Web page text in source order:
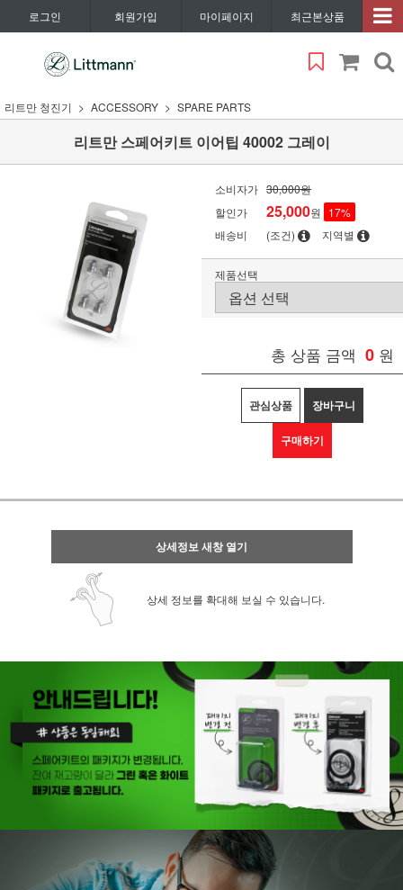
로그인 회원가입 마이페이지 최근본상품
리트만 청진기 ACCESSORY SPARE PARTS
리트만 스페어키트 이어팁 40002 그레이
소비자가 30,000원
할인가
25,000원 17%
배송비
(조건) 지역별
제품선택
총 상품 금액 0 원
관심상품 장바구니
구매하기
상세정보 새창 열기
상세 정보를 확대해 보실 수 있습니다.